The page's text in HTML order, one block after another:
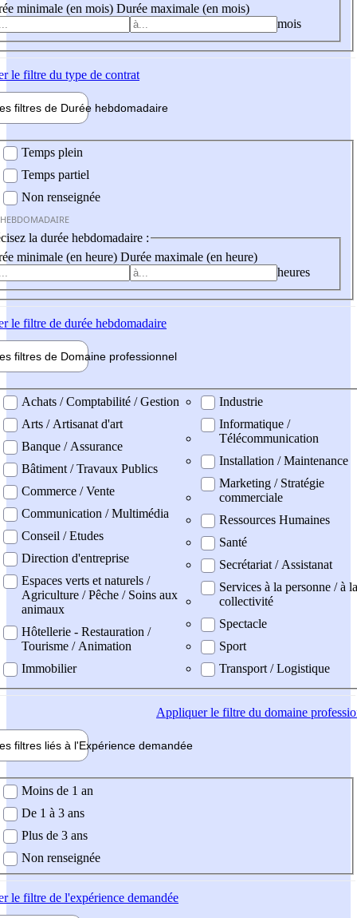
minimale (en mois) Durée maximale (en mois)
mois
le filtre du type de contrat
filtres de Durée hebdomadaire
Temps plein
Temps partiel
Non renseignée
la durée hebdomadaire :
minimale (en heure) Durée maximale (en heure)
heures
le filtre de durée hebdomadaire
filtres de Domaine professionnel
professionel
Achats / Comptabilité / Gestion
Arts / Artisanat d'art
Banque / Assurance
Bâtiment / Travaux Publics
Commerce / Vente
Communication / Multimédia
Conseil / Etudes
Direction d'entreprise
Espaces verts et naturels /
Agriculture / Pêche / Soins aux
animaux
Hôtellerie - Restauration /
Tourisme / Animation
Immobilier
Industrie
Informatique /
Télécommunication
Installation / Maintenance
Marketing / Stratégie
commerciale
Ressources Humaines
Santé
Secrétariat / Assistanat
Services à la personne / à la
collectivité
Spectacle
Sport
Transport / Logistique
Appliquerle filtre du domaine
filtres liés à l'Expérience demandée
demandée
Moins de 1 an
De 1 à 3 ans
Plus de 3 ans
Non renseignée
le filtre de l'expérience demandée